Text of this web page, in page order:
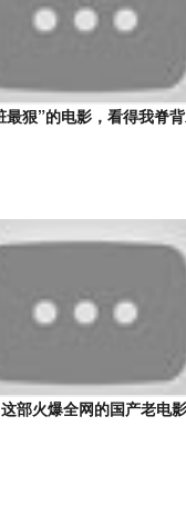
最狠”的电影，看得我脊
部火爆全网的国产老电